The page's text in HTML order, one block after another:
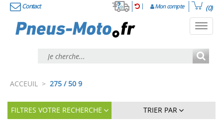
Contact Mon compte (0)
ACCEUIL > 275 / 50 9
FILTRES VOTRE RECHERCHE TRIER PAR